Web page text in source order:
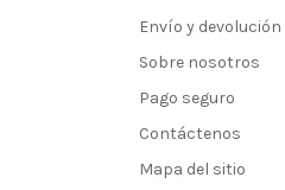
Envío y devolución
Sobre nosotros
Pago seguro
Contáctenos
Mapa del sitio